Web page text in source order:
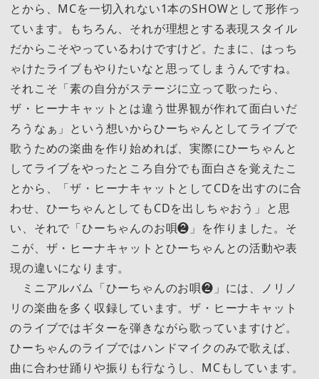
とから、MCを一切入れない1本のSHOWとして形作っ
ています。もちろん、それが理想とする表現スタイル
だからこそやっているわけですけど。たまに、はっち
ゃけたライブもやりたいなと思ってしまうんですね。
それこそ「素の自分がステージに立って歌ったら、
ザ・ヒーナキャットとは違う世界観が作れて面白いだ
ろうなぁ」という想いからひーちゃんとしてライブで
歌うための楽曲を作り始めれば、実際にひーちゃんと
してライブをやったところ自分でも面白さを覚えたこ
とから、「ザ・ヒーナキャットとしてCDを出すのに合
わせ、ひーちゃんとしてもCDを出しちゃおう」と思
い、それで「ひーちゃんのお唄❷」を作りました。そ
こが、ザ・ヒーナキャットとひーちゃんとの活動や表
現の違いになります。
ミニアルバム「ひーちゃんのお唄❷」には、ノリノ
リの楽曲を多く収録しています。ザ・ヒーナキャット
のライブではギターを弾きながら歌っていますけど。
ひーちゃんのライブではハンドマイクのみで歌えば、
曲に合わせ踊りや振りも行なうし、MCもしています。